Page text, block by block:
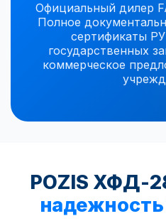
Официальный дилер
Полное
сертификаты
государственных
коммерческое
POZIS ХФД-